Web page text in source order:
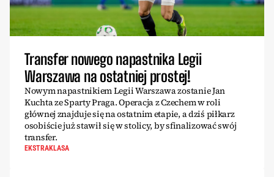
Transfer nowego napastnika Legii
Warszawa na ostatniej prostej!
Nowym napastnikiem Legii Warszawa zostanie Jan
Kuchta ze Sparty Praga. Operacja z Czechem w roli
głównej znajduje się na ostatnim etapie, a dziś piłkarz
osobiście już stawił się w stolicy, by sfinalizować swój
transfer.
EKSTRAKLASA